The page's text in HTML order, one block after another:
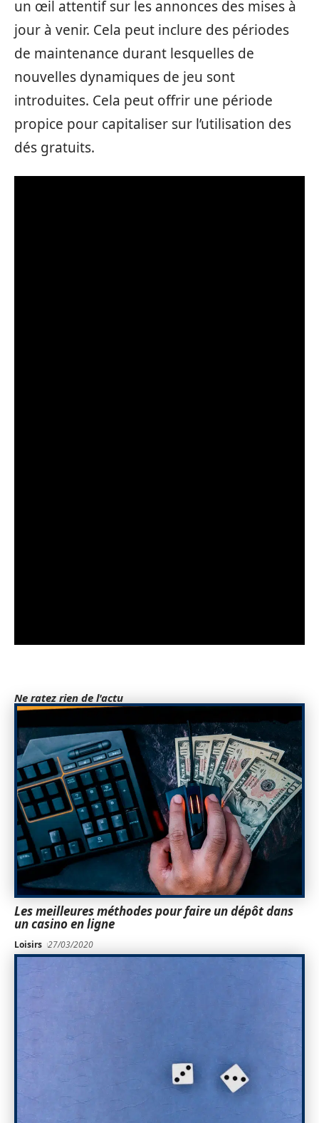
un œil attentif sur les annonces des mises à
jour à venir. Cela peut inclure des périodes
de maintenance durant lesquelles de
nouvelles dynamiques de jeu sont
introduites. Cela peut offrir une période
propice pour capitaliser sur l’utilisation des
dés gratuits.
Ne ratez rien de l'actu
Les meilleures méthodes pour faire un dépôt dans
un casino en ligne
Loisirs 27/03/2020